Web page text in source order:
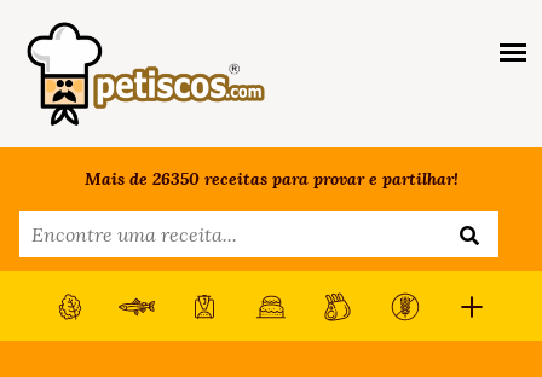
Mais de 26350 receitas para provar e partilhar!